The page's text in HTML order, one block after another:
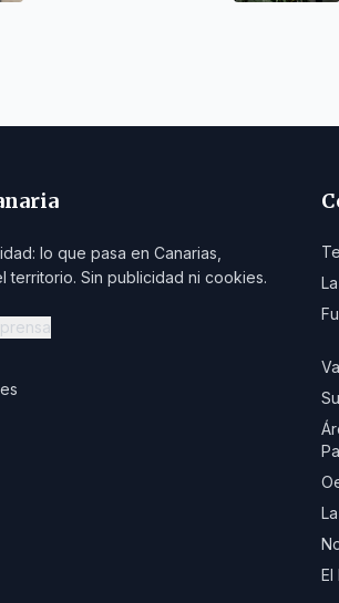
lo que pasa en Canarias,
territorio. Sin publicidad ni cookies.
El